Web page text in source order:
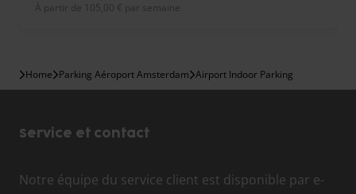
À partir de 105,00 € par semaine
Home Parking Aéroport Amsterdam Airport Indoor Parking
Service et contact
Notre équipe du service client est disponible par e-